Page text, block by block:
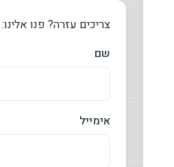
צריכים עזרה? פנו אלינו:
שם
אימייל